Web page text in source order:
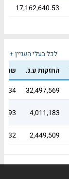
17,162,640.53
לכל בעלי העניין +
החזקות ע.נ.
32,497,569
4,011,183
2,449,509